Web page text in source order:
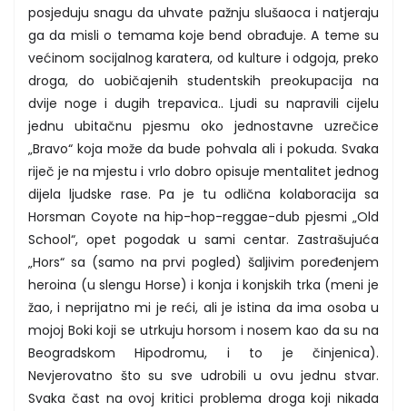
posjeduju snagu da uhvate pažnju slušaoca i natjeraju
ga da misli o temama koje bend obrađuje. A teme su
većinom socijalnog karatera, od kulture i odgoja, preko
droga, do uobičajenih studentskih preokupacija na
dvije noge i dugih trepavica.. Ljudi su napravili cijelu
jednu ubitačnu pjesmu oko jednostavne uzrečice
„Bravo“ koja može da bude pohvala ali i pokuda. Svaka
riječ je na mjestu i vrlo dobro opisuje mentalitet jednog
dijela ljudske rase. Pa je tu odlična kolaboracija sa
Horsman Coyote na hip-hop-reggae-dub pjesmi „Old
School“, opet pogodak u sami centar. Zastrašujuća
„Hors“ sa (samo na prvi pogled) šaljivim poređenjem
heroina (u slengu Horse) i konja i konjskih trka (meni je
žao, i neprijatno mi je reći, ali je istina da ima osoba u
mojoj Boki koji se utrkuju horsom i nosem kao da su na
Beogradskom Hipodromu, i to je činjenica).
Nevjerovatno što su sve udrobili u ovu jednu stvar.
Svaka čast na ovoj kritici problema droga koji nikada